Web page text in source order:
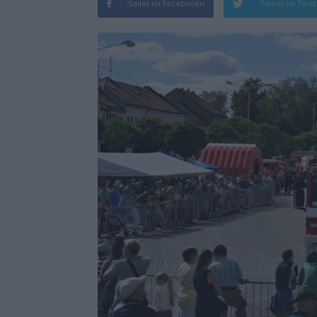
Sdílet na Facebooku Tweet na